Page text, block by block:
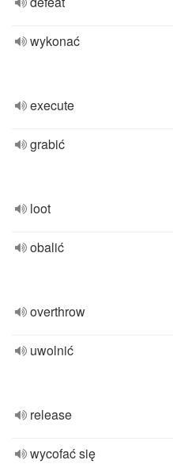
wykonać
execute
grabić
loot
obalić
overthrow
uwolnić
release
wycofać się